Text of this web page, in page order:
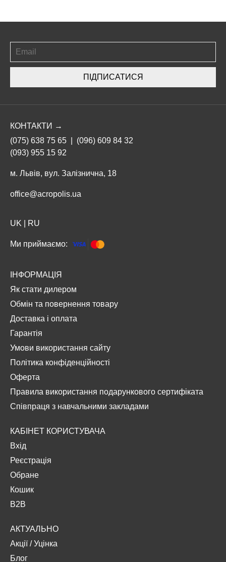
ПІДПИСАТИСЯ
КОНТАКТИ →
(075) 638 75 65
(096) 609 84 32
(093) 955 15 92
м. Львів, вул. Залізнична, 18
office@acropolis.ua
UK RU
Ми приймаємо:
ІНФОРМАЦІЯ
Як стати дилером
Обмін та повернення товару
Доставка і оплата
Гарантія
Умови використання сайту
Політика конфіденційності
Оферта
Правила використання подарункового сертифіката
Співпраця з навчальними закладами
КАБІНЕТ КОРИСТУВАЧА
Вхід
Реєстрація
Обране
Кошик
B2B
АКТУАЛЬНО
Акції/Уцінка
Блог